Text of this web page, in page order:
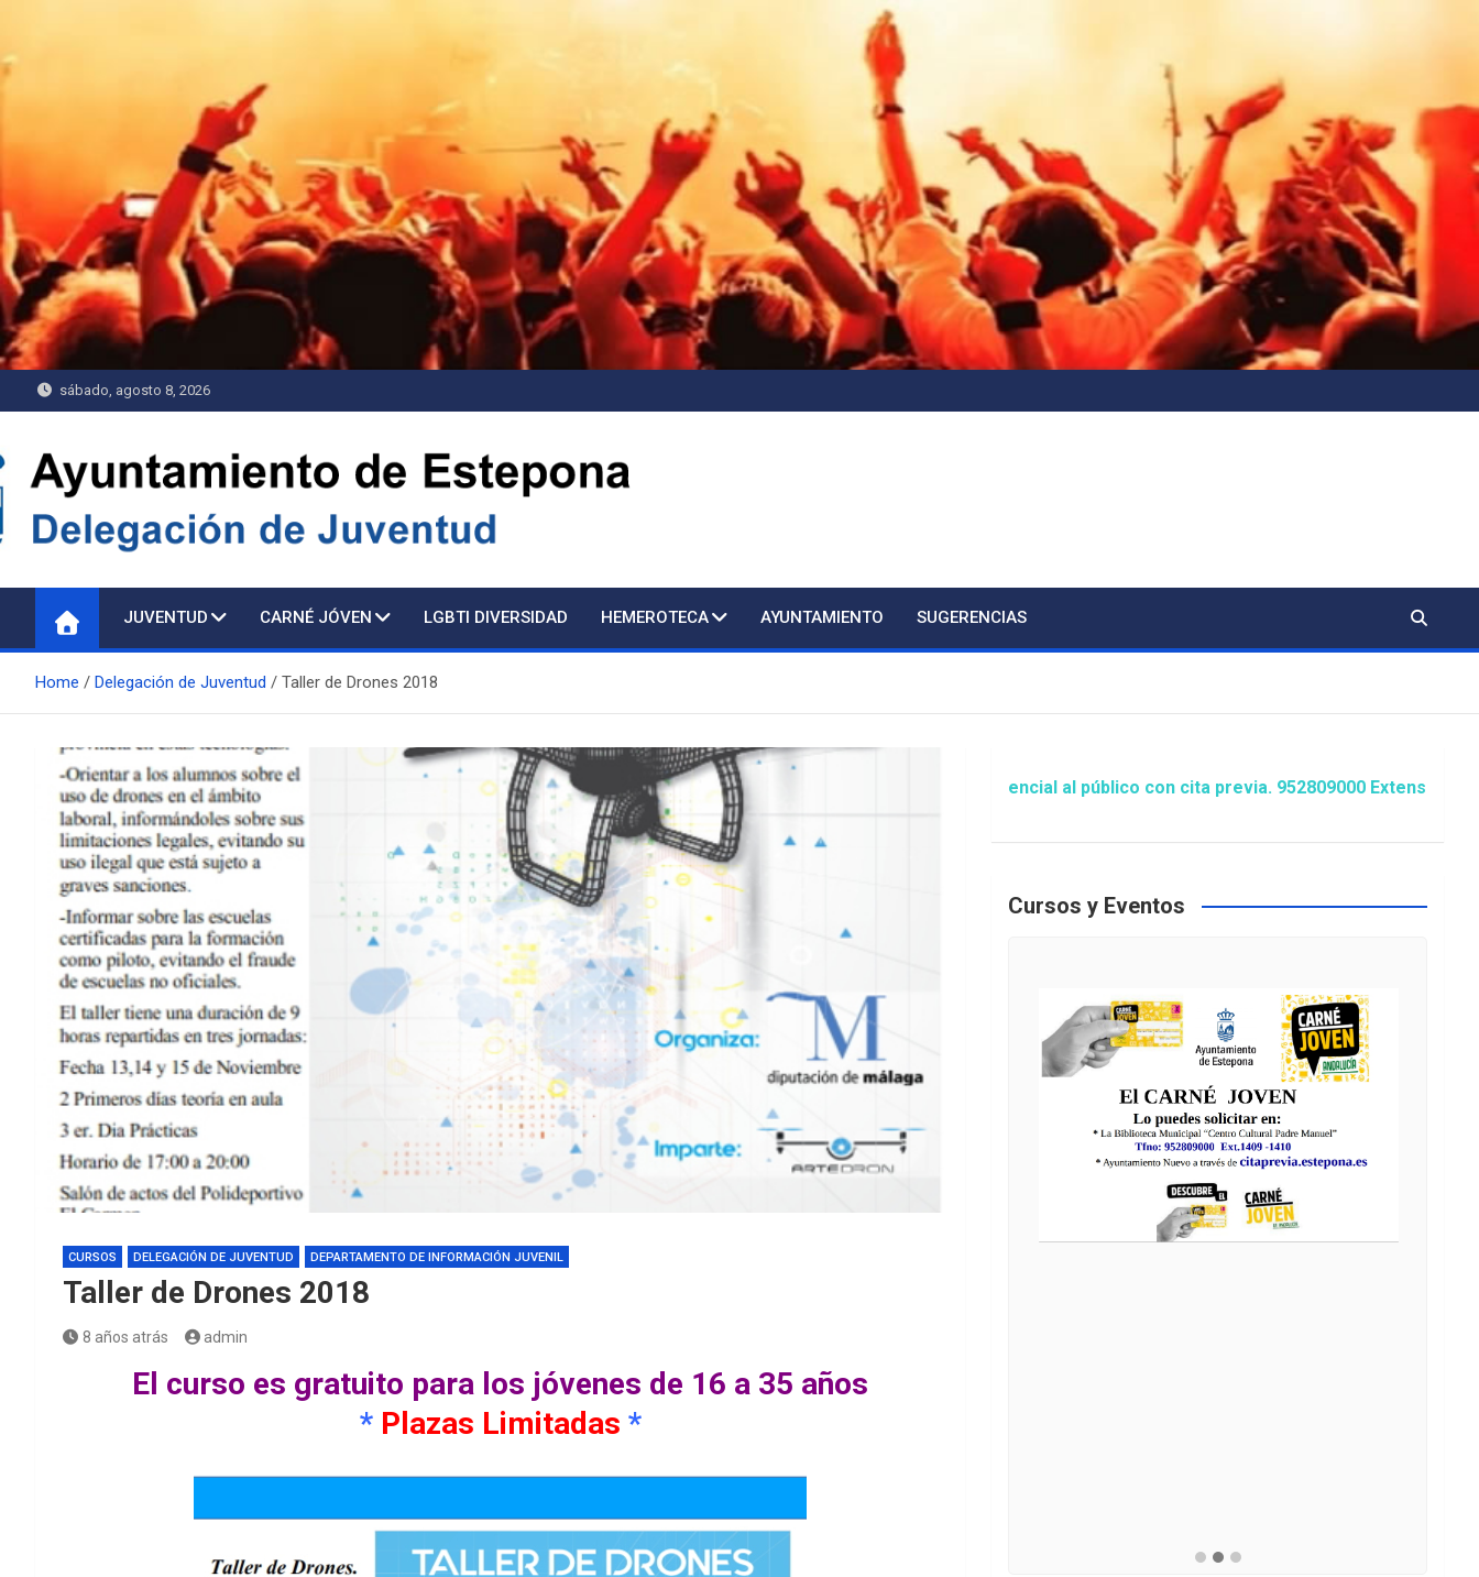
contenido
sábado, agosto 8, 2026
Delegación de Juventud
JUVENTUD CARNÉ JÓVEN LGBTI DIVERSIDAD HEMEROTECA AYUNTAMIENTO SUGERENCIAS
Home Delegación de Juventud Taller de Drones 2018
CURSOS DELEGACIÓN DE JUVENTUD DEPARTAMENTO DE INFORMACIÓN JUVENIL
Taller de Drones 2018
8 años atrás admin
El curso es gratuito para los jóvenes de 16 a 35 años
* Plazas Limitadas *
Atención presencial al público con cita previa. 952809000 Extensión 1481/1486 ó
Cursos y Eventos